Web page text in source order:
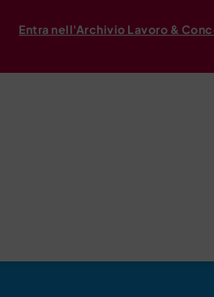
Entra nell'Archivio Lavoro &